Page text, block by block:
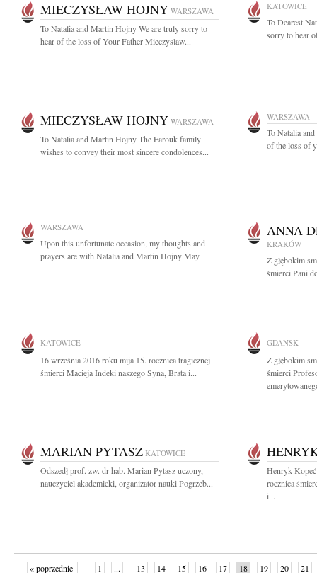
MIECZYSŁAW HOJNY WARSZAWA
To Natalia and Martin Hojny We are truly sorry to
hear of the loss of Your Father Mieczysław...
KATOWICE
To Dearest
sorry to hear
MIECZYSŁAW HOJNY WARSZAWA
To Natalia and Martin Hojny The Farouk family
wishes to convey their most sincere condolences...
WARSZAWA
To Natalia
of the loss of
WARSZAWA
Upon this unfortunate occasion, my thoughts and
prayers are with Natalia and Martin Hojny May...
ANNA
KRAKÓW
Z głębokim
śmierci Pani
KATOWICE
16 września 2016 roku mija 15. rocznica tragicznej
śmierci Macieja Indeki naszego Syna, Brata i...
GDAŃSK
Z głębokim
śmierci
MARIAN PYTASZ KATOWICE
Odszedł prof. zw. dr hab. Marian Pytasz uczony,
nauczyciel akademicki, organizator nauki Pogrzeb...
Henryk
rocznica
i...
« poprzednie 1 ... 13 14 15 16 17 18 19 20 21